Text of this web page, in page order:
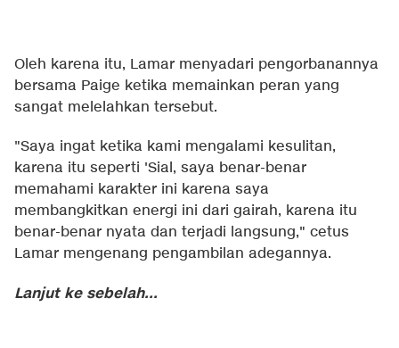
Oleh karena itu, Lamar menyadari pengorbanannya
bersama Paige ketika memainkan peran yang
sangat melelahkan tersebut.
"Saya ingat ketika kami mengalami kesulitan,
karena itu seperti 'Sial, saya benar-benar
memahami karakter ini karena saya
membangkitkan energi ini dari gairah, karena itu
benar-benar nyata dan terjadi langsung," cetus
Lamar mengenang pengambilan adegannya.
Lanjut ke sebelah...